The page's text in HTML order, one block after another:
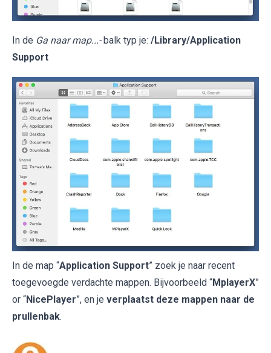
In de Ga naar map...- balk typ je: /Library/Application
Support
In de map “Application Support” zoek je naar recent
toegevoegde verdachte mappen. Bijvoorbeeld “MplayerX”
or “NicePlayer”, en je verplaatst deze mappen naar de
prullenbak.